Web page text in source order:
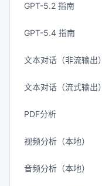
GPT-5.2 指南
GPT-5.4 指南
文本对话（非流输出）
文本对话（流式输出）
PDF分析
视频分析（本地）
音频分析（本地）